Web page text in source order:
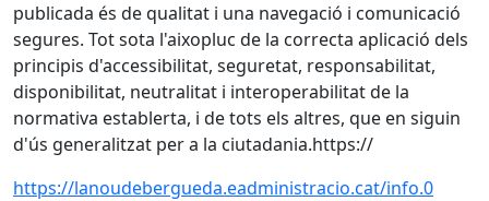
publicada és de qualitat i una navegació i comunicació
segures. Tot sota l'aixopluc de la correcta aplicació dels
principis d'accessibilitat, seguretat, responsabilitat,
disponibilitat, neutralitat i interoperabilitat de la
normativa establerta, i de tots els altres, que en siguin
d'ús generalitzat per a la ciutadania.https://
https://lanoudebergueda.eadministracio.cat/info.0